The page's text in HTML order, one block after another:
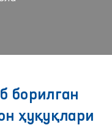
борилган
ҳуқуқлари